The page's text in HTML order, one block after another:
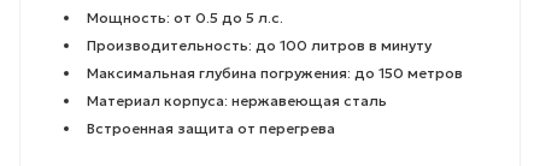
Мощность: от 0.5 до 5 л.с.
Производительность: до 100 литров в минуту
Максимальная глубина погружения: до 150 метров
Материал корпуса: нержавеющая сталь
Встроенная защита от перегрева